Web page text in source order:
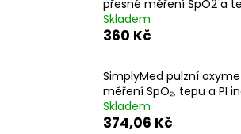
přesné měření SpO2 a
Skladem
360 Kč
SimplyMed pulzní
měření SpO₂, tepu a PI
Skladem
374,06 Kč